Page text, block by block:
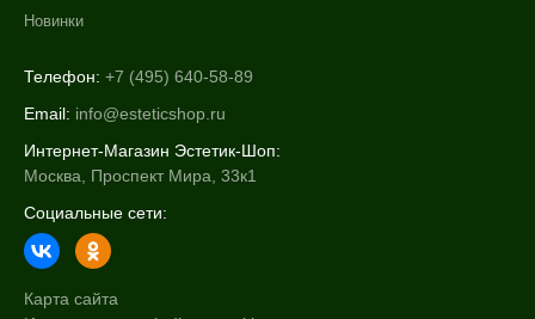
Новинки
Телефон: +7 (495) 640-58-89
Email: info@esteticshop.ru
Интернет-Магазин Эстетик-Шоп:
Москва, Проспект Мира, 33к1
Социальные сети:
Карта сайта